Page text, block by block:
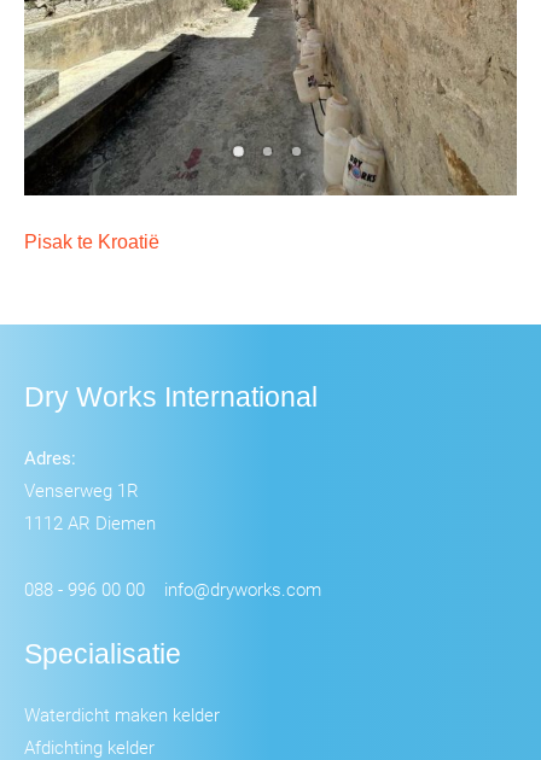
Pisak te Kroatië
Dry Works International
Adres:
Venserweg 1R
1112 AR Diemen
088 - 996 00 00 info@dryworks.com
Specialisatie
Waterdicht maken kelder
Afdichting kelder